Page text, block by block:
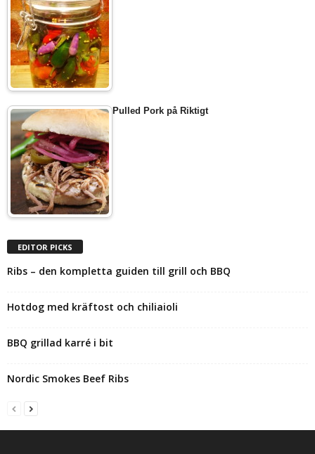
Pulled Pork på Riktigt
EDITOR PICKS
Ribs – den kompletta guiden till grill och BBQ
Hotdog med kräftost och chiliaioli
BBQ grillad karré i bit
Nordic Smokes Beef Ribs